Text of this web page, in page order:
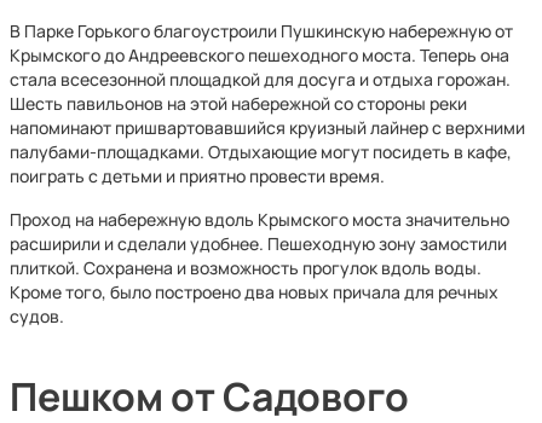
В Парке Горького благоустроили Пушкинскую набережную от
Крымского до Андреевского пешеходного моста. Теперь она
стала всесезонной площадкой для досуга и отдыха горожан.
Шесть павильонов на этой набережной со стороны реки
напоминают пришвартовавшийся круизный лайнер с верхними
палубами-площадками. Отдыхающие могут посидеть в кафе,
поиграть с детьми и приятно провести время.
Проход на набережную вдоль Крымского моста значительно
расширили и сделали удобнее. Пешеходную зону замостили
плиткой. Сохранена и возможность прогулок вдоль воды.
Кроме того, было построено два новых причала для речных
судов.
Пешком от Садового